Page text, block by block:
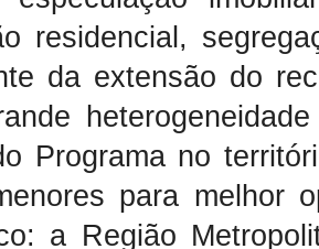
residencial,
da extensão do
Programa no
para melhor
a Região